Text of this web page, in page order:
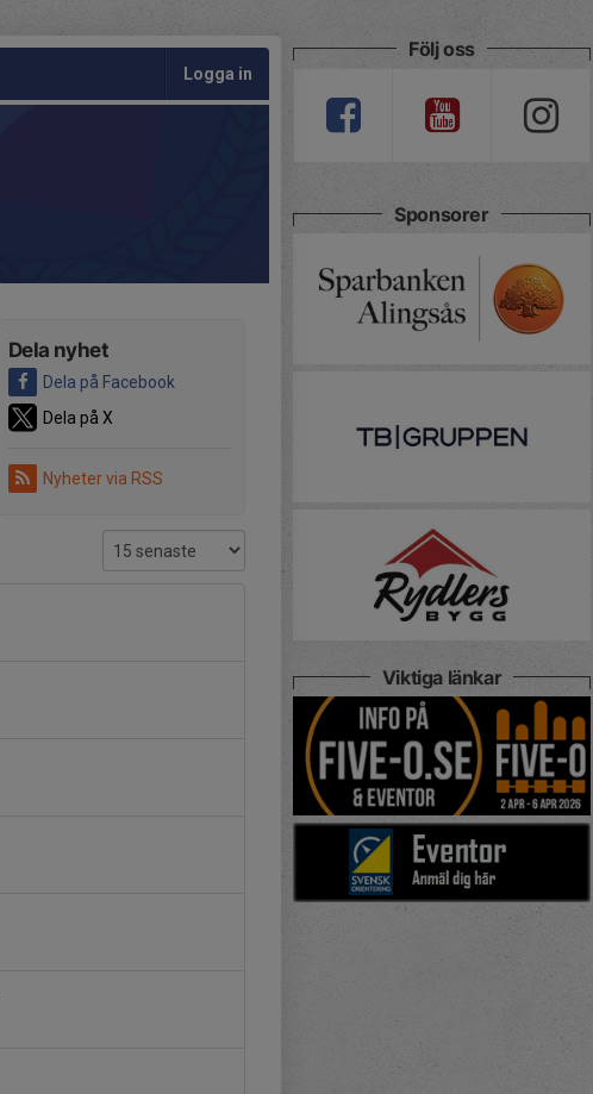
Logga in
Dela nyhet
Dela på Facebook
Dela på X
Nyheter via RSS
Följ oss
Sponsorer
Viktiga länkar